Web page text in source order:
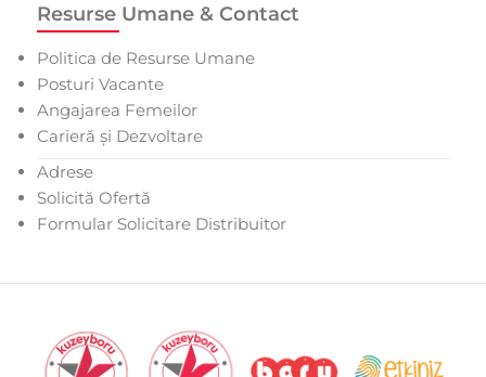
Resurse Umane & Contact
Politica de Resurse Umane
Posturi Vacante
Angajarea Femeilor
Carieră și Dezvoltare
Adrese
Solicită Ofertă
Formular Solicitare Distribuitor